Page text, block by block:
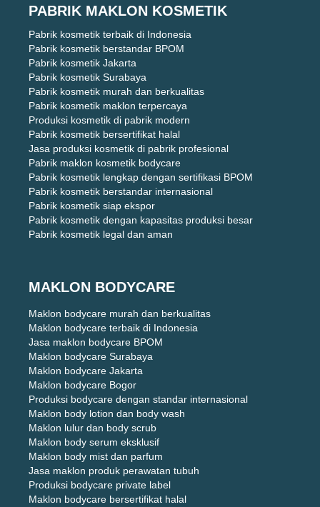
PABRIK MAKLON KOSMETIK
Pabrik kosmetik terbaik di Indonesia
Pabrik kosmetik berstandar BPOM
Pabrik kosmetik Jakarta
Pabrik kosmetik Surabaya
Pabrik kosmetik murah dan berkualitas
Pabrik kosmetik maklon terpercaya
Produksi kosmetik di pabrik modern
Pabrik kosmetik bersertifikat halal
Jasa produksi kosmetik di pabrik profesional
Pabrik maklon kosmetik bodycare
Pabrik kosmetik lengkap dengan sertifikasi BPOM
Pabrik kosmetik berstandar internasional
Pabrik kosmetik siap ekspor
Pabrik kosmetik dengan kapasitas produksi besar
Pabrik kosmetik legal dan aman
MAKLON BODYCARE
Maklon bodycare murah dan berkualitas
Maklon bodycare terbaik di Indonesia
Jasa maklon bodycare BPOM
Maklon bodycare Surabaya
Maklon bodycare Jakarta
Maklon bodycare Bogor
Produksi bodycare dengan standar internasional
Maklon body lotion dan body wash
Maklon lulur dan body scrub
Maklon body serum eksklusif
Maklon body mist dan parfum
Jasa maklon produk perawatan tubuh
Produksi bodycare private label
Maklon bodycare bersertifikat halal